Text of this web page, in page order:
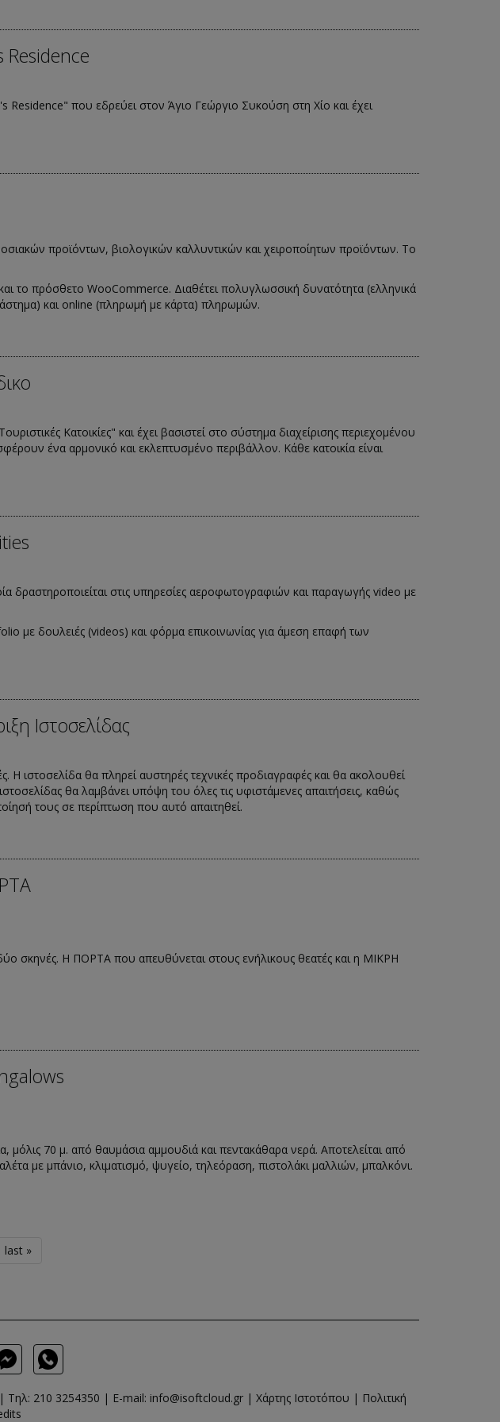
Residence" που εδρεύει στον Άγιο Γεώργιο Συκούση στη Χίο και έχει
προϊόντων, βιολογικών καλλυντικών και χειροποίητων προϊόντων. Το
το πρόσθετο WooCommerce. Διαθέτει πολυγλωσσική δυνατότητα (ελληνικά
και online (πληρωμή με κάρτα) πληρωμών.
Κατοικίες" και έχει βασιστεί στο σύστημα διαχείρισης περιεχομένου
ένα αρμονικό και εκλεπτυσμένο περιβάλλον. Κάθε κατοικία είναι
δραστηροποιείται στις υπηρεσίες αεροφωτογραφιών και παραγωγής video με
με δουλειές (videos) και φόρμα επικοινωνίας για άμεση επαφή των
Ιστοσελίδας
Η ιστοσελίδα θα πληρεί αυστηρές τεχνικές προδιαγραφές και θα ακολουθεί
θα λαμβάνει υπόψη του όλες τις υφιστάμενες απαιτήσεις, καθώς
τους σε περίπτωση που αυτό απαιτηθεί.
σκηνές. H ΠOPTA που απευθύνεται στους ενήλικους θεατές και η MIKPH
70 μ. από θαυμάσια αμμουδιά και πεντακάθαρα νερά. Αποτελείται από
με μπάνιο, κλιματισμό, ψυγείο, τηλεόραση, πιστολάκι μαλλιών, μπαλκόνι.
last »
Τηλ: 210 3254350 | E-mail: info@isoftcloud.gr| Χάρτης Ιστοτόπου | Πολιτική